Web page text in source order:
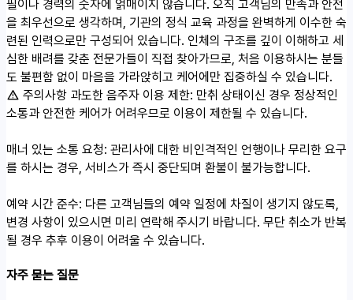
필이나 경력의 숫자에 얽매이지 않습니다. 오직 고객님의 만족과 안전
을 최우선으로 생각하며, 기관의 정식 교육 과정을 완벽하게 이수한 숙
련된 인력으로만 구성되어 있습니다. 인체의 구조를 깊이 이해하고 세
심한 배려를 갖춘 전문가들이 직접 찾아가므로, 처음 이용하시는 분들
도 불편함 없이 마음을 가라앉히고 케어에만 집중하실 수 있습니다.
주의사항 과도한 음주자 이용 제한: 만취 상태이신 경우 정상적인
소통과 안전한 케어가 어려우므로 이용이 제한될 수 있습니다.
매너 있는 소통 요청: 관리사에 대한 비인격적인 언행이나 무리한 요구
를 하시는 경우, 서비스가 즉시 중단되며 환불이 불가능합니다.
예약 시간 준수: 다른 고객님들의 예약 일정에 차질이 생기지 않도록,
변경 사항이 있으시면 미리 연락해 주시기 바랍니다. 무단 취소가 반복
될 경우 추후 이용이 어려울 수 있습니다.
자주 묻는 질문